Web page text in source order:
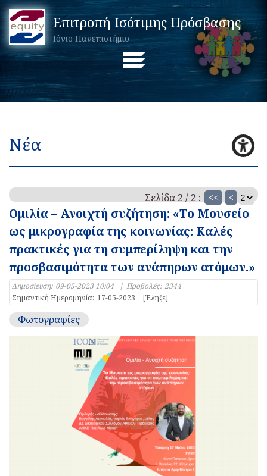
Επιτροπή Ισότιμης Πρόσβασης
Ιόνιο Πανεπιστήμιο
Νέα
Σελίδα 2 / 2 : << <
Ομιλία – Ανοιχτή συζήτηση: «Το Μουσείο
ως μικρογραφία της κοινωνίας: Καλές
πρακτικές για τη συμπερίληψη και την
προσβασιμότητα των ανάπηρων ατόμων.»
Δημοσίευση: 09-05-2023 10:04 | Προβολές: 2344
Σημαντική Ημερομηνία: 17-05-2023 [Έληξε]
Φωτογραφίες